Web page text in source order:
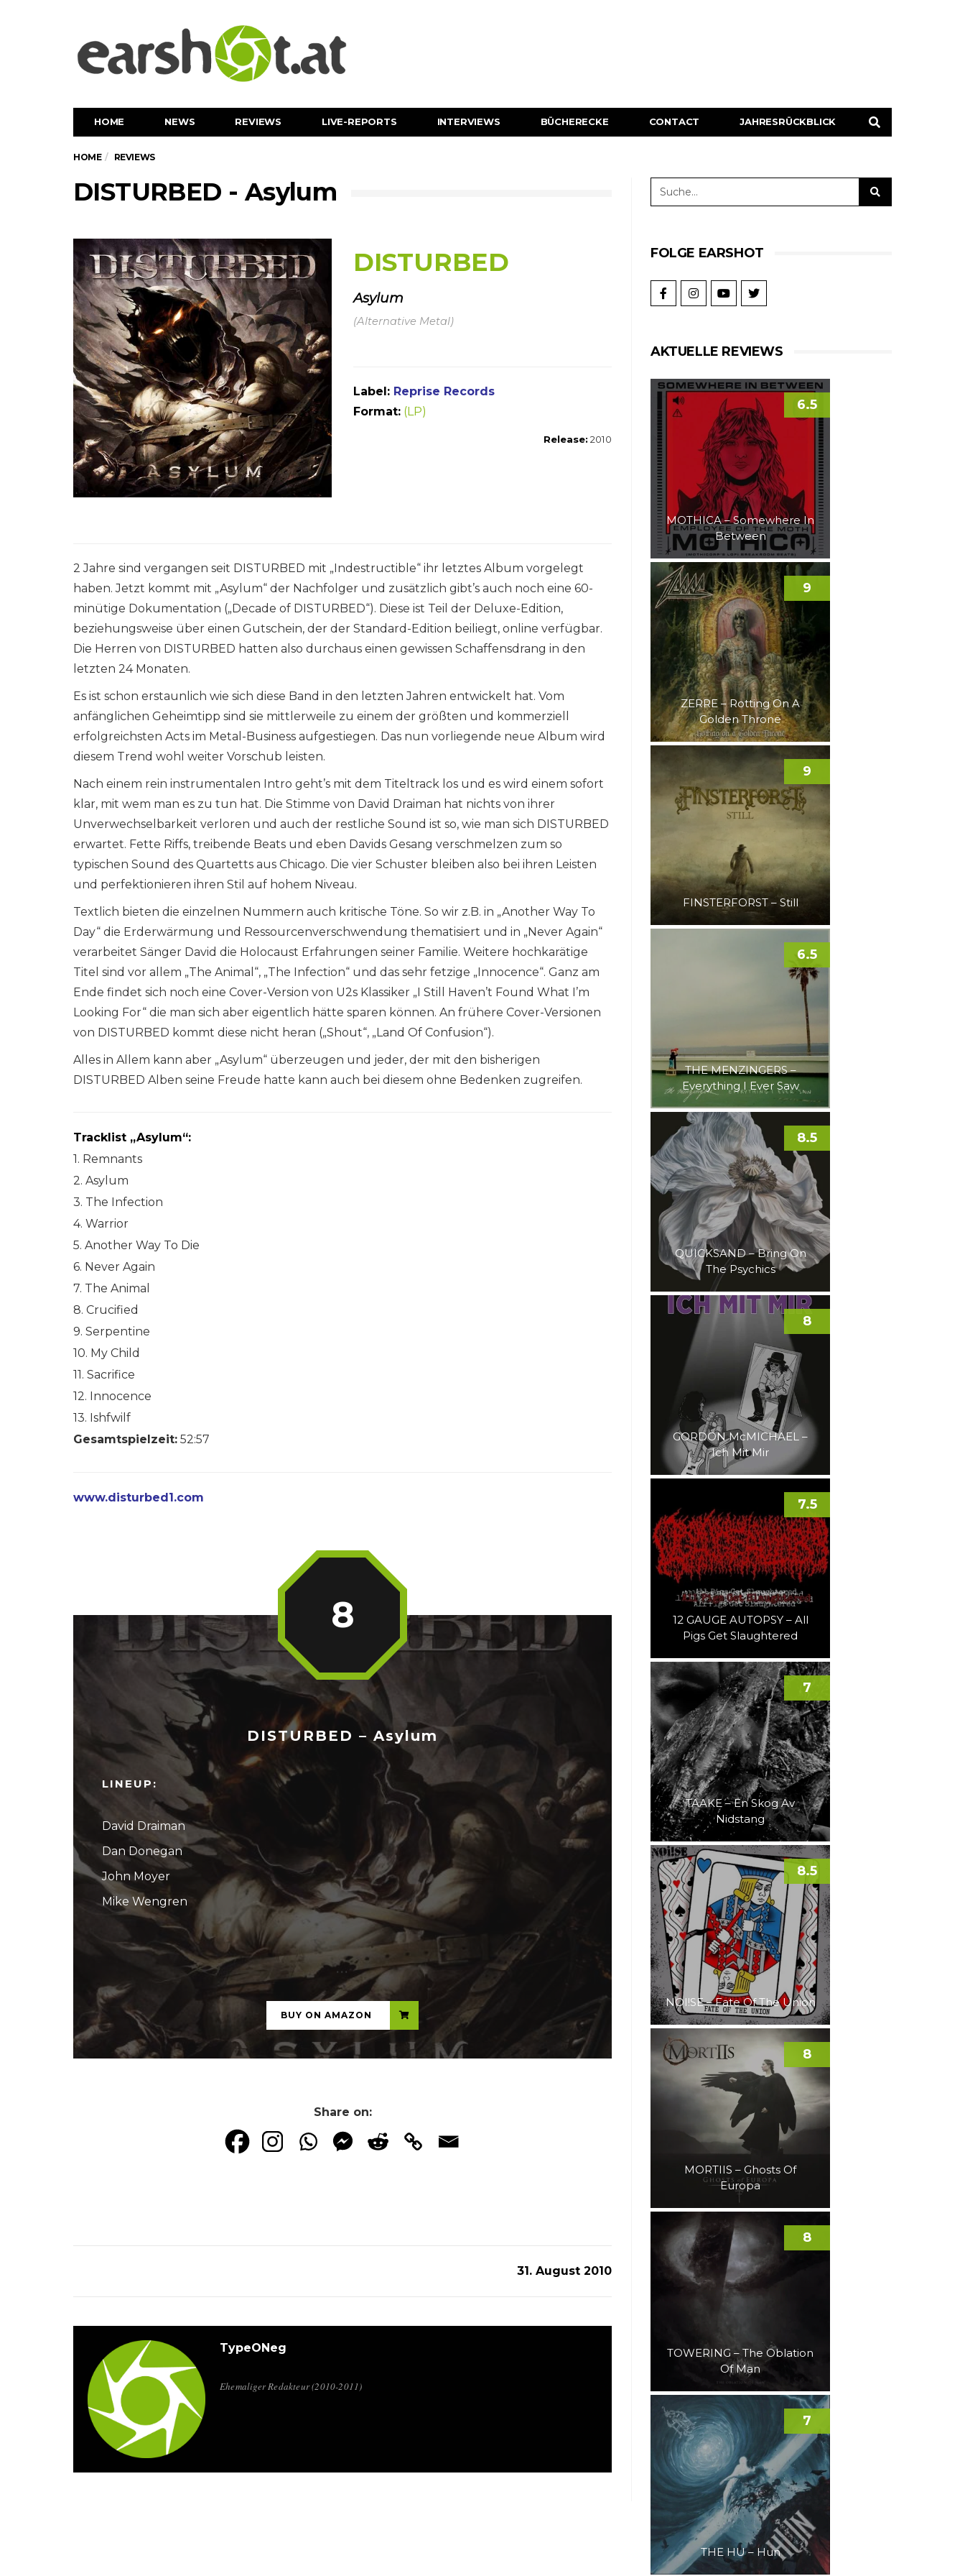
HOME NEWS REVIEWS LIVE-REPORTS INTERVIEWS BÜCHERECKE CONTACT JAHRESRÜCKBLICK
HOME REVIEWS
DISTURBED - Asylum
DISTURBED
Asylum
(Alternative Metal)
Label: Reprise Records
Format: (LP)
Release: 2010
2 Jahre sind vergangen seit DISTURBED mit „Indestructible“ ihr letztes Album vorgelegt
haben. Jetzt kommt mit „Asylum“ der Nachfolger und zusätzlich gibt’s auch noch eine 60-
minütige Dokumentation („Decade of DISTURBED“). Diese ist Teil der Deluxe-Edition,
beziehungsweise über einen Gutschein, der der Standard-Edition beiliegt, online verfügbar.
Die Herren von DISTURBED hatten also durchaus einen gewissen Schaffensdrang in den
letzten 24 Monaten.
Es ist schon erstaunlich wie sich diese Band in den letzten Jahren entwickelt hat. Vom
anfänglichen Geheimtipp sind sie mittlerweile zu einem der größten und kommerziell
erfolgreichsten Acts im Metal-Business aufgestiegen. Das nun vorliegende neue Album wird
diesem Trend wohl weiter Vorschub leisten.
Nach einem rein instrumentalen Intro geht’s mit dem Titeltrack los und es wird einem sofort
klar, mit wem man es zu tun hat. Die Stimme von David Draiman hat nichts von ihrer
Unverwechselbarkeit verloren und auch der restliche Sound ist so, wie man sich DISTURBED
erwartet. Fette Riffs, treibende Beats und eben Davids Gesang verschmelzen zum so
typischen Sound des Quartetts aus Chicago. Die vier Schuster bleiben also bei ihren Leisten
und perfektionieren ihren Stil auf hohem Niveau.
Textlich bieten die einzelnen Nummern auch kritische Töne. So wir z.B. in „Another Way To
Day“ die Erderwärmung und Ressourcenverschwendung thematisiert und in „Never Again“
verarbeitet Sänger David die Holocaust Erfahrungen seiner Familie. Weitere hochkarätige
Titel sind vor allem „The Animal“, „The Infection“ und das sehr fetzige „Innocence“. Ganz am
Ende findet sich noch eine Cover-Version von U2s Klassiker „I Still Haven’t Found What I’m
Looking For“ die man sich aber eigentlich hätte sparen können. An frühere Cover-Versionen
von DISTURBED kommt diese nicht heran („Shout“, „Land Of Confusion“).
Alles in Allem kann aber „Asylum“ überzeugen und jeder, der mit den bisherigen
DISTURBED Alben seine Freude hatte kann auch bei diesem ohne Bedenken zugreifen.
Tracklist „Asylum“:
1. Remnants
2. Asylum
3. The Infection
4. Warrior
5. Another Way To Die
6. Never Again
7. The Animal
8. Crucified
9. Serpentine
10. My Child
11. Sacrifice
12. Innocence
13. Ishfwilf
Gesamtspielzeit: 52:57
www.disturbed1.com
DISTURBED – Asylum
LINEUP:
David Draiman
Dan Donegan
John Moyer
Mike Wengren
8
...
BUY ON AMAZON
Share on:
31. August 2010
TypeONeg
Ehemaliger Redakteur (2010-2011)
FOLGE EARSHOT
AKTUELLE REVIEWS
MOTHICA – Somewhere In
Between
6.5
ZERRE – Rotting On A
Golden Throne
9
FINSTERFORST – Still
9
THE MENZINGERS –
Everything I Ever Saw
6.5
QUICKSAND – Bring On
The Psychics
8.5
GORDON McMICHAEL –
Ich Mit Mir
8
12 GAUGE AUTOPSY – All
Pigs Get Slaughtered
7.5
TAAKE – En Skog Av
Nidstang
7
NOI!SE – Fate Of The Union
8.5
MORTIIS – Ghosts Of
Europa
8
TOWERING – The Oblation
Of Man
8
THE HU – Hun
7